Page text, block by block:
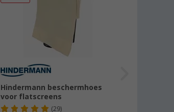
Hindermann beschermhoes
voor flatscreens
(29)